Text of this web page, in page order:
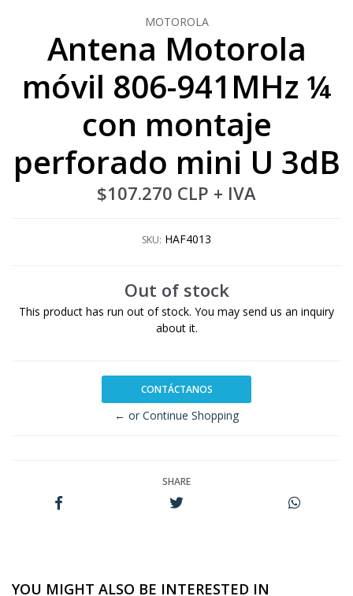
MOTOROLA
Antena Motorola
móvil 806-941MHz ¼
con montaje
perforado mini U 3dB
$107.270 CLP + IVA
SKU: HAF4013
Out of stock
This product has run out of stock. You may send us an inquiry
about it.
CONTÁCTANOS
← or Continue Shopping
SHARE
YOU MIGHT ALSO BE INTERESTED IN